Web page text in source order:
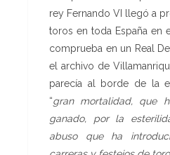
rey Fernando VI llegó a
toros en toda España en
comprueba en un Real
el archivo de
parecía al borde de la
“gran mortalidad, que
ganado, por la
abuso que ha